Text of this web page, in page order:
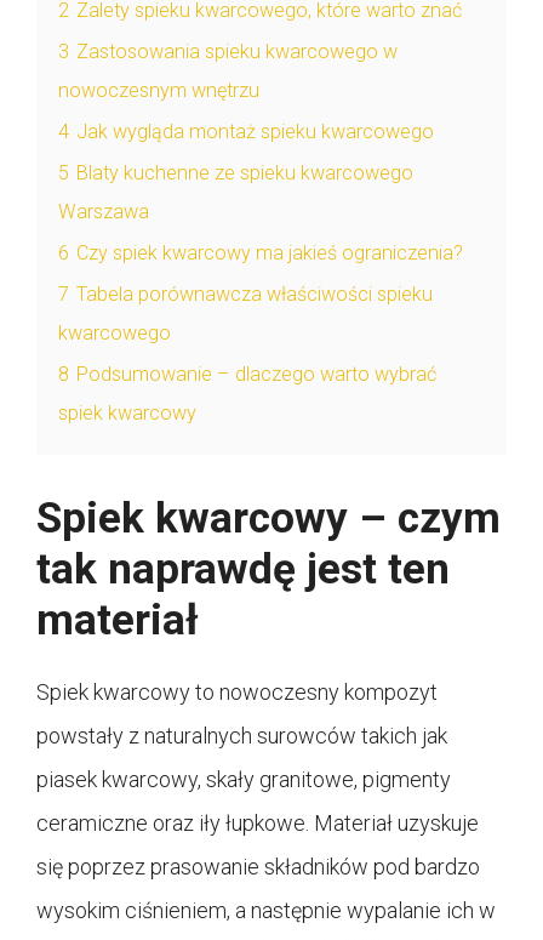
2 Zalety spieku kwarcowego, które warto znać
3 Zastosowania spieku kwarcowego w
nowoczesnym wnętrzu
4 Jak wygląda montaż spieku kwarcowego
5 Blaty kuchenne ze spieku kwarcowego
Warszawa
6 Czy spiek kwarcowy ma jakieś ograniczenia?
7 Tabela porównawcza właściwości spieku
kwarcowego
8 Podsumowanie – dlaczego warto wybrać
spiek kwarcowy
Spiek kwarcowy – czym
tak naprawdę jest ten
materiał
Spiek kwarcowy to nowoczesny kompozyt
powstały z naturalnych surowców takich jak
piasek kwarcowy, skały granitowe, pigmenty
ceramiczne oraz iły łupkowe. Materiał uzyskuje
się poprzez prasowanie składników pod bardzo
wysokim ciśnieniem, a następnie wypalanie ich w